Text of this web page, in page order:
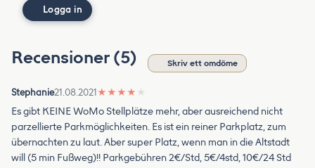
Logga in
Recensioner (5) Skriv ett omdöme
Stephanie21.08.2021★ ★ ★ ★ ★
Es gibt KEINE WoMo Stellplätze mehr, aber ausreichend nicht
parzellierte Parkmöglichkeiten. Es ist ein reiner Parkplatz, zum
übernachten zu laut. Aber super Platz, wenn man in die Altstadt
will (5 min Fußweg)!! Parkgebühren 2€/Std, 5€/4std, 10€/24 Std